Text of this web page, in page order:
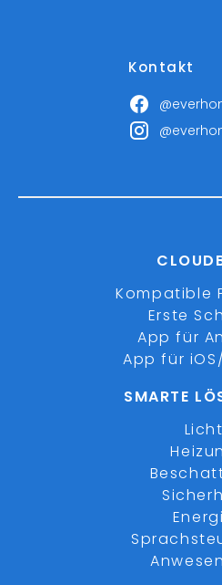
Kontakt
Kompatible
Erste
App für
App für
SMARTE
Licht